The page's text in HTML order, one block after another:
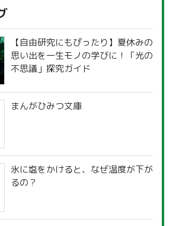
【自由研究にもぴったり】夏休みの
思い出を一生モノの学びに！「光の
不思議」探究ガイド
まんがひみつ文庫
氷に塩をかけると、なぜ温度が下が
るの？